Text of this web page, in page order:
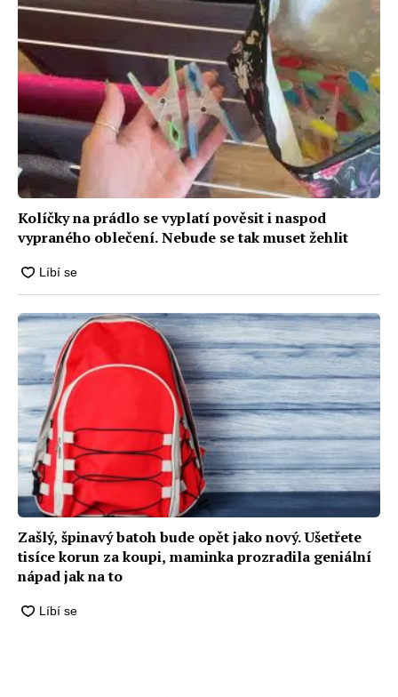
Kolíčky na prádlo se vyplatí pověsit i naspod
vypraného oblečení. Nebude se tak muset žehlit
Zašlý, špinavý batoh bude opět jako nový. Ušetřete
tisíce korun za koupi, maminka prozradila geniální
nápad jak na to